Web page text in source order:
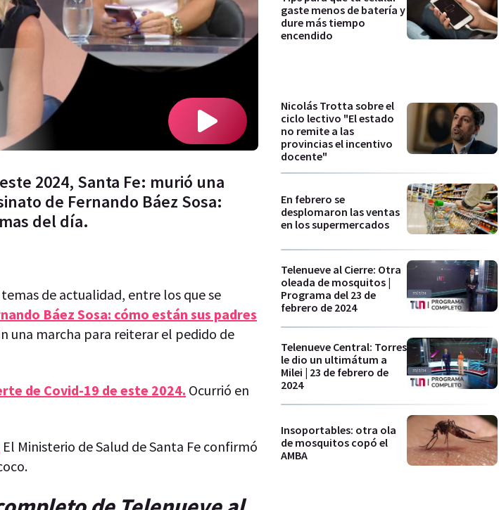
2024, Santa Fe: murió una
de Fernando Báez Sosa:
del día.
de actualidad, entre los que se
Báez Sosa: cómo están sus padres
una marcha para reiterar el pedido de
de Covid-19 de este 2024. Ocurrió en
El Ministerio de Salud de Santa Fe confirmó
gaste menos de batería y
dure más tiempo
encendido
Nicolás Trotta sobre el
ciclo lectivo "El estado
no remite a las
provincias el incentivo
docente"
En febrero se
desplomaron las ventas
en los supermercados
Telenueve al Cierre: Otra
oleada de mosquitos |
Programa del 23 de
febrero de 2024
Telenueve Central: Torres
le dio un ultimátum a
Milei | 23 de febrero de
2024
Insoportables: otra ola
de mosquitos copó el
AMBA